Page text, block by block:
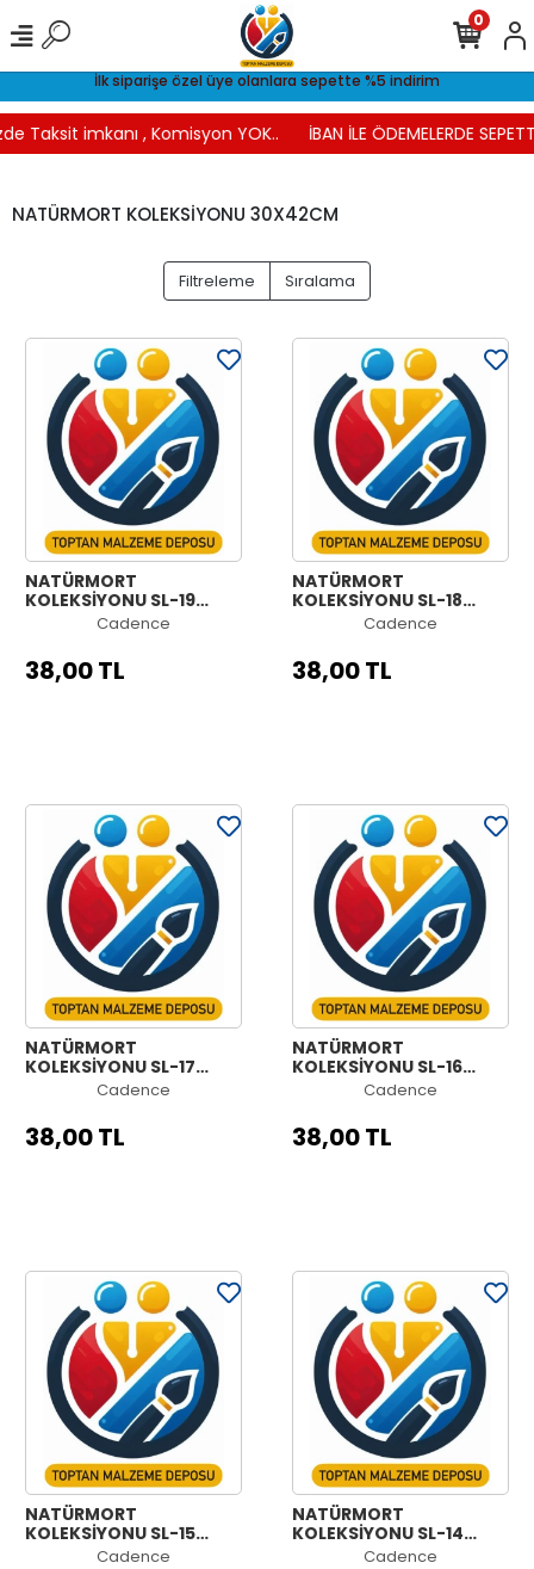
İlk siparişe özel üye olanlara sepette %5 indirim
Taksit imkanı , Komisyon YOK.. İBAN İLE ÖDEMELERDE
0
NATÜRMORT KOLEKSİYONU 30X42CM
Filtreleme Sıralama
NATÜRMORT
KOLEKSİYONU SL-19
30X42CMCadence
38,00 TL
NATÜRMORT
KOLEKSİYONU SL-18
30X42CMCadence
38,00 TL
NATÜRMORT
KOLEKSİYONU SL-17
30X42CMCadence
38,00 TL
NATÜRMORT
KOLEKSİYONU SL-16
30X42CMCadence
38,00 TL
NATÜRMORT
KOLEKSİYONU SL-15
30X42CMCadence
NATÜRMORT
KOLEKSİYONU SL-14
30X42CMCadence